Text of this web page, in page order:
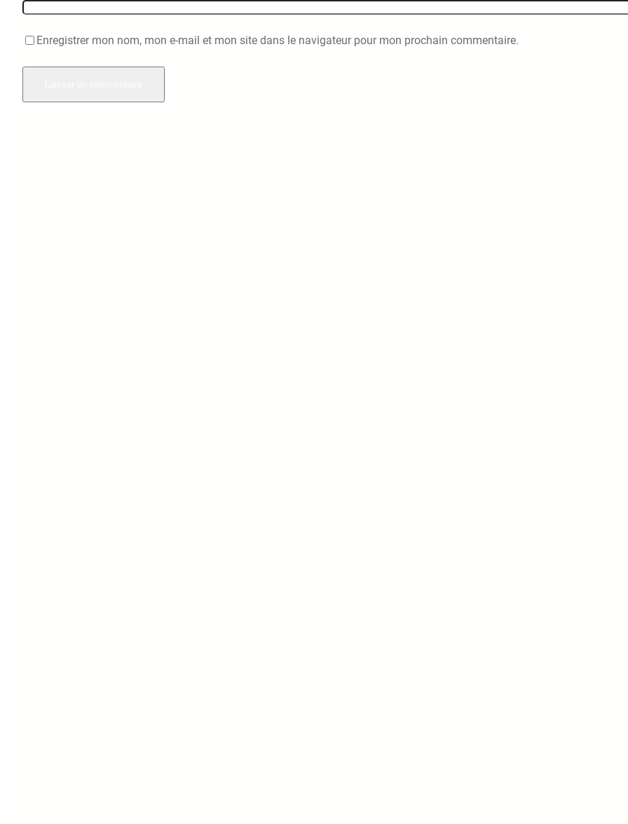
Enregistrer mon nom, mon e-mail et mon site dans le navigateur pour mon prochain commentaire.